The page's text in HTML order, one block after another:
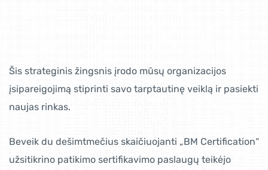
Šis strateginis žingsnis įrodo mūsų organizacijos
įsipareigojimą stiprinti savo tarptautinę veiklą ir pasiekti
naujas rinkas.
Beveik du dešimtmečius skaičiuojanti „BM Certification“
užsitikrino patikimo sertifikavimo paslaugų teikėjo